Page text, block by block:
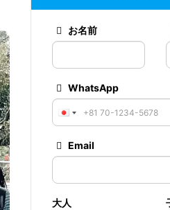
お名前
WhatsApp
Email
大人